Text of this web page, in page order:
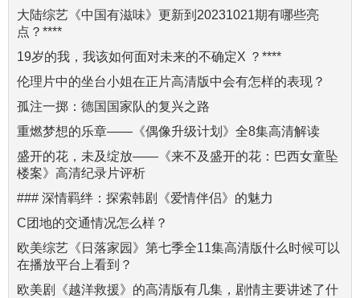
大陆综艺《中国有滋味》更新到20231021期有哪些亮
点？****
19岁的我，我该如何面对未来的不确定X ？****
伦理片中的坐台小姐在正片高清版中会有怎样的表现？
孤注一掷：德国国家队的复兴之路
重燃梦想的乐章——《偶像升级计划》全8集高清解读
盛开的花，未及绽放——《来不及盛开的花：巴西女童坠
楼案》高清纪录片评析
### 深情羁绊：探索韩剧《爱情伴侣》的魅力
C团地的交通情况怎么样？
欧美综艺《日落家园》第七季全11集高清版什么时候可以
在播放平台上看到？
欧美剧《越洋救援》的高清版有几集，剧情主要讲述了什